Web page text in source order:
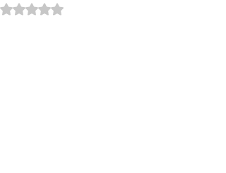
5つ星のうちNaNと評価されています。